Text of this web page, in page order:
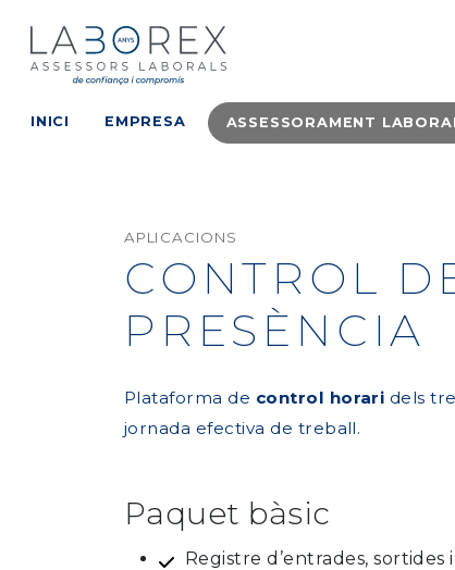
INICI EMPRESA ASSESSORAMENT
APLICACIONS
CONTROL
PRESÈNCIA
Plataforma de control horari dels
jornada efectiva de treball.
Paquet bàsic
Registre d’entrades,